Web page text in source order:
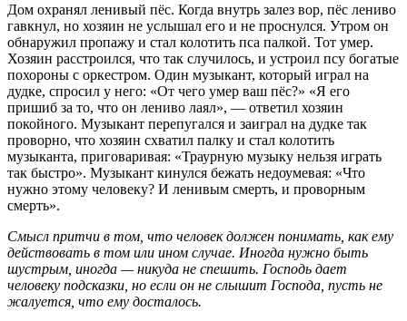
Дом охранял ленивый пёс. Когда внутрь залез вор, пёс лениво
гавкнул, но хозяин не услышал его и не проснулся. Утром он
обнаружил пропажу и стал колотить пса палкой. Тот умер.
Хозяин расстроился, что так случилось, и устроил псу богатые
похороны с оркестром. Один музыкант, который играл на
дудке, спросил у него: «От чего умер ваш пёс?» «Я его
пришиб за то, что он лениво лаял», — ответил хозяин
покойного. Музыкант перепугался и заиграл на дудке так
проворно, что хозяин схватил палку и стал колотить
музыканта, приговаривая: «Траурную музыку нельзя играть
так быстро». Музыкант кинулся бежать недоумевая: «Что
нужно этому человеку? И ленивым смерть, и проворным
смерть».
Смысл притчи в том, что человек должен понимать, как ему
действовать в том или ином случае. Иногда нужно быть
шустрым, иногда — никуда не спешить. Господь дает
человеку подсказки, но если он не слышит Господа, пусть не
жалуется, что ему досталось.